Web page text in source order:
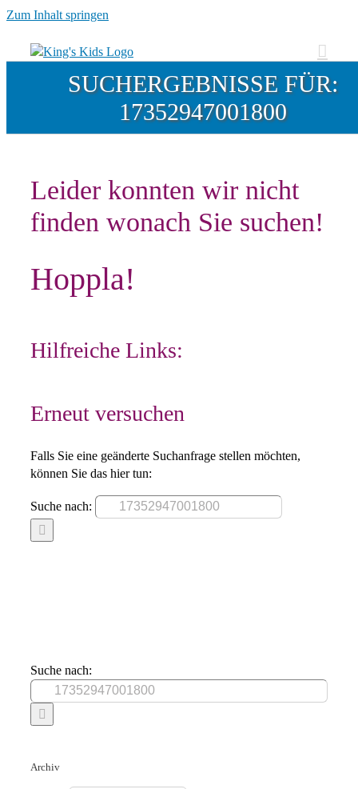
Zum Inhalt springen
SUCHERGEBNISSE FÜR:
17352947001800
Leider konnten wir nicht
finden wonach Sie suchen!
Hoppla!
Hilfreiche Links:
Erneut versuchen
Falls Sie eine geänderte Suchanfrage stellen möchten,
können Sie das hier tun:
Suche nach:
Suche nach:
Archiv